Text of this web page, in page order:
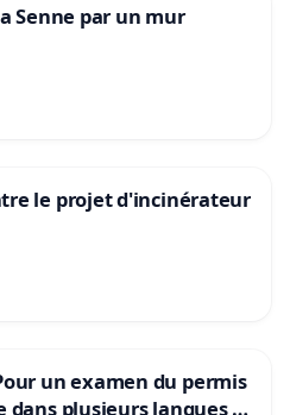
Senne par un mur
le projet d'incinérateur
un examen du permis
dans plusieurs langues à